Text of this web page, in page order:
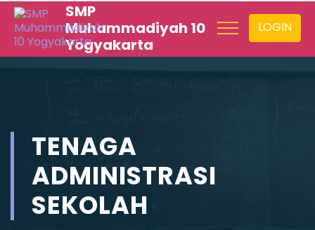
SMP
Muhammadiyah 10
Yogyakarta
LOGIN
TENAGA
ADMINISTRASI
SEKOLAH